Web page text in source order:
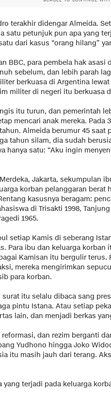
terakhir didengar Almeida.
satu petunjuk pun apa yang
dari kasus “orang hilang”
BBC, para pembela hak asasi
sebelum, dan lebih parah
berkuasa di Argentina
militer di negeri itu berkuasa
itu turun, dan pemerintah
mencari anak mereka. Pada
Almeida berumur 45 saat
tahun silam, dia sudah
hanya satu: “Aku ingin
Jakarta, sekumpulan
korban pelanggaran berat
kasusnya beragam:
di Trisakti 1998,
1965.
setiap Kamis di seberang
Para ibu dan keluarga korban
Kamisan itu bergulir terus.
mereka mengirimkan
para korban.
surat itu selalu dibaca sang
pintu Istana. Atau setiap
lain, dan menjadi berkas
reformasi, dan rezim berganti
Yudhono hingga Joko
itu masih jauh dari terang.
yang terjadi pada keluarga